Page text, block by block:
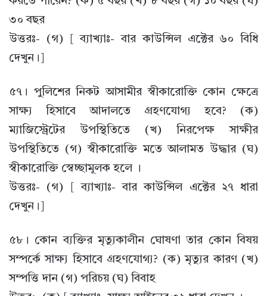
৩০ বছর
উত্তরঃ- (গ) [ ব্যাখ্যাঃ- বার কাউন্সিল এক্টের ৬০ বিধি
দেখুন।]
৫৭। পুলিশের নিকট আসামীর স্বীকারোক্তি কোন ক্ষেত্রে
সাক্ষ্য হিসাবে আদালতে গ্রহণযোগ্য হবে? (ক)
ম্যাজিস্ট্রেটের উপস্থিতিতে (খ) নিরপেক্ষ সাক্ষীর
উপস্থিতিতে (গ) স্বীকারোক্তি মতে আলামত উদ্ধার (ঘ)
স্বীকারোক্তি স্বেচ্ছামূলক হলে ।
উত্তরঃ- (গ) [ ব্যাখ্যাঃ- বার কাউন্সিল এক্টের ২৭ ধারা
দেখুন।]
৫৮। কোন ব্যক্তির মৃত্যুকালীন ঘোষণা তার কোন বিষয়
সম্পর্কে সাক্ষ্য হিসাবে গ্রহণযোগ্য? (ক) মৃত্যুর কারণ (খ)
সম্পত্তি দান (গ) পরিচয় (ঘ) বিবাহ